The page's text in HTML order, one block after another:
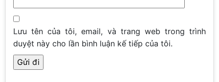
Lưu tên của tôi, email, và trang web trong trình
duyệt này cho lần bình luận kế tiếp của tôi.